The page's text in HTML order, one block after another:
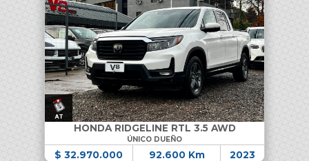
HONDA RIDGELINE RTL 3.5 AWD
ÚNICO DUEÑO
$ 32.970.000 92.600 Km 2023